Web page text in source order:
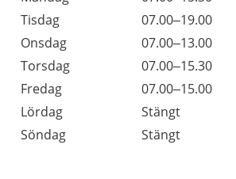
Tisdag
07.00–19.00
Onsdag
07.00–13.00
Torsdag
07.00–15.30
Fredag
07.00–15.00
Lördag
Stängt
Söndag
Stängt